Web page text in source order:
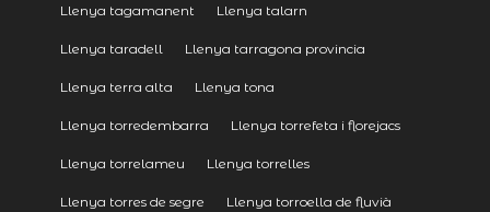
Llenya tagamanent Llenya talarn
Llenya taradell Llenya tarragona provincia
Llenya terra alta Llenya tona
Llenya torredembarra Llenya torrefeta i florejacs
Llenya torrelameu Llenya torrelles
Llenya torres de segre Llenya torroella de fluvià